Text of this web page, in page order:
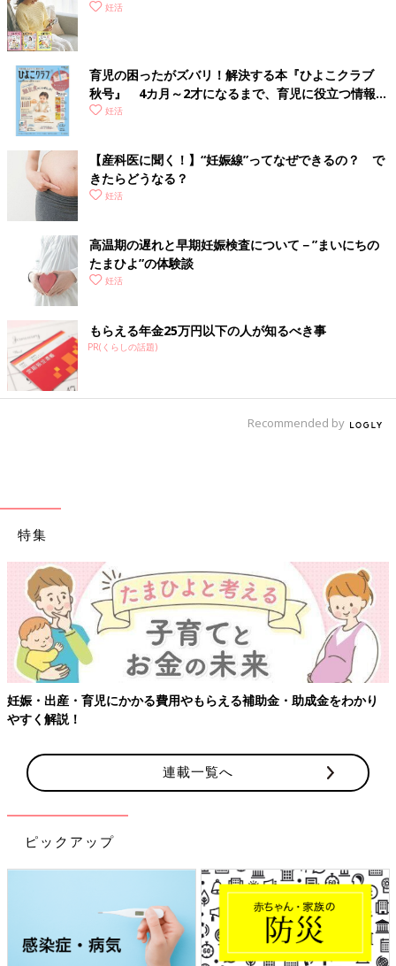
妊活
育児の困ったがズバリ！解決する本『ひよこクラブ
秋号』 4カ月～2才になるまで、育児に役立つ情報が
いっぱい！
妊活
【産科医に聞く！】“妊娠線”ってなぜできるの？ で
きたらどうなる？
妊活
高温期の遅れと早期妊娠検査について－”まいにちの
たまひよ”の体験談
妊活
もらえる年金25万円以下の人が知るべき事
PR(くらしの話題)
Recommended by
特集
妊娠・出産・育児にかかる費用やもらえる補助金・助成金をわかり
やすく解説！
連載一覧へ
ピックアップ